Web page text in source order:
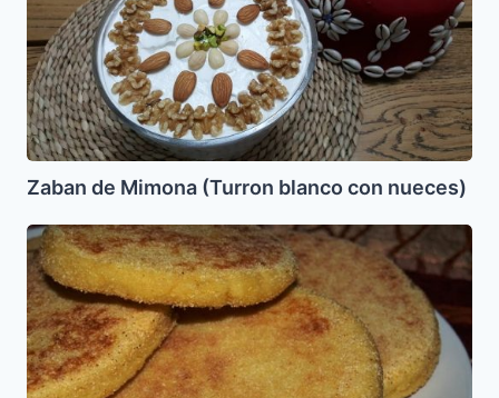
blanco
con
nueces)
Zaban de Mimona (Turron blanco con nueces)
Harchas